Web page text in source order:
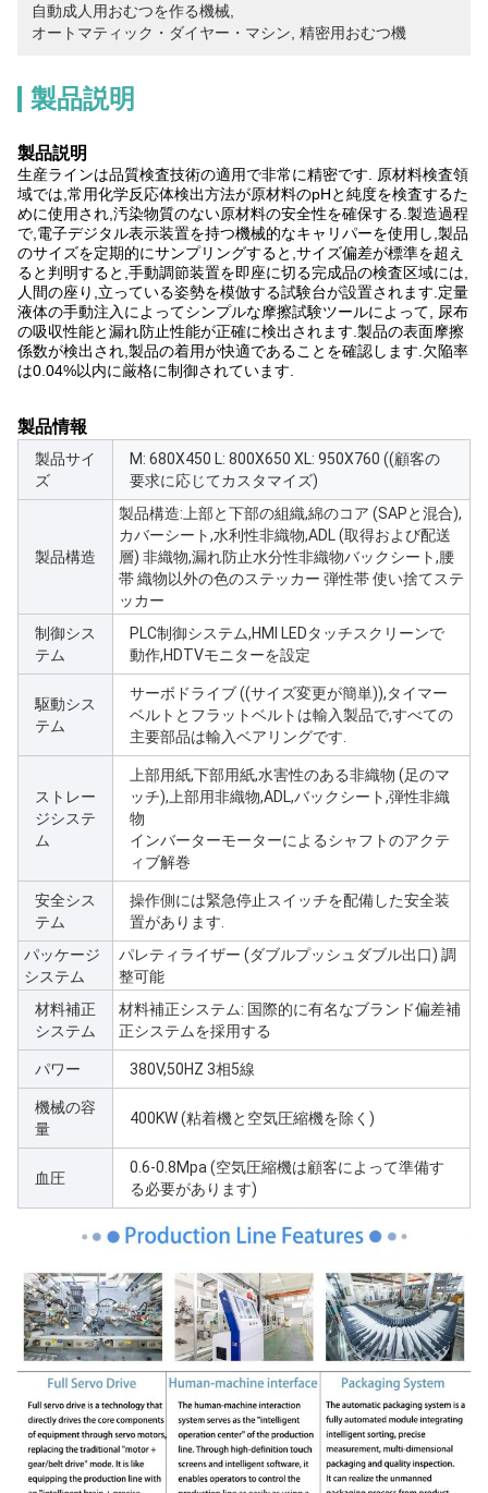
自動成人用おむつを作る機械
オートマティック・ダイヤー・マシン 精密用おむつ機
製品説明
製品説明
生産ラインは品質検査技術の適用で非常に精密です. 原材料検査領
域では,常用化学反応体検出方法が原材料のpHと純度を検査するた
めに使用され,汚染物質のない原材料の安全性を確保する.製造過程
で,電子デジタル表示装置を持つ機械的なキャリパーを使用し,製品
のサイズを定期的にサンプリングすると,サイズ偏差が標準を超え
ると判明すると,手動調節装置を即座に切る完成品の検査区域には,
人間の座り,立っている姿勢を模倣する試験台が設置されます.定量
液体の手動注入によってシンプルな摩擦試験ツールによって, 尿布
の吸収性能と漏れ防止性能が正確に検出されます.製品の表面摩擦
係数が検出され,製品の着用が快適であることを確認します.欠陥率
は0.04%以内に厳格に制御されています.
製品情報
製品サイ
ズ
M: 680X450 L: 800X650 XL: 950X760 ((顧客の
要求に応じてカスタマイズ)
製品構造
製品構造:上部と下部の組織,綿のコア (SAPと混合),
カバーシート,水利性非織物,ADL (取得および配送
層) 非織物,漏れ防止水分性非織物バックシート,腰
帯 織物以外の色のステッカー 弾性帯 使い捨てステ
ッカー
制御シス
テム
PLC制御システム,HMI LEDタッチスクリーンで
動作,HDTVモニターを設定
駆動シス
テム
サーボドライブ ((サイズ変更が簡単)),タイマー
ベルトとフラットベルトは輸入製品で,すべての
主要部品は輸入ベアリングです.
ストレー
ジシステ
ム
上部用紙,下部用紙,水害性のある非織物 (足のマ
ッチ),上部用非織物,ADL,バックシート,弾性非織
物
インバーターモーターによるシャフトのアクテ
ィブ解巻
安全シス
テム
操作側には緊急停止スイッチを配備した安全装
置があります.
パッケージ
システム
パレティライザー (ダブルプッシュダブル出口) 調
整可能
材料補正
システム
材料補正システム: 国際的に有名なブランド偏差補
正システムを採用する
パワー 380V,50HZ 3相5線
機械の容
量
400KW (粘着機と空気圧縮機を除く)
血圧
0.6-0.8Mpa (空気圧縮機は顧客によって準備す
る必要があります)